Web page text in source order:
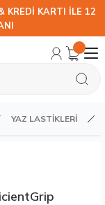
KREDİ KARTI İLE 12
YAZ LASTİKLERİ